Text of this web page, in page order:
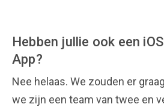
Hebben jullie ook een
App?
Nee helaas. We zouden er
we zijn een team van twee en